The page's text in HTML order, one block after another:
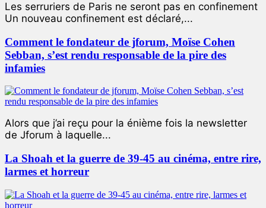
Les serruriers de Paris ne seront pas en confinement
Un nouveau confinement est déclaré,...
Comment le fondateur de jforum, Moïse Cohen
Sebban, s’est rendu responsable de la pire des
infamies
Alors que j’ai reçu pour la énième fois la newsletter
de Jforum à laquelle...
La Shoah et la guerre de 39-45 au cinéma, entre rire,
larmes et horreur